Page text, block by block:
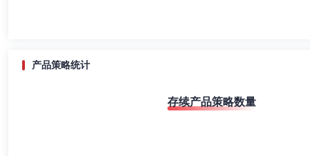
产品策略统计
存续产品策略数量